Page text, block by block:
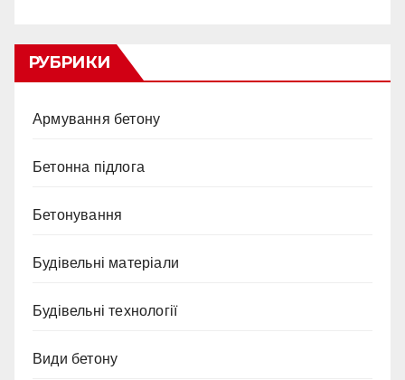
РУБРИКИ
Армування бетону
Бетонна підлога
Бетонування
Будівельні матеріали
Будівельні технології
Види бетону